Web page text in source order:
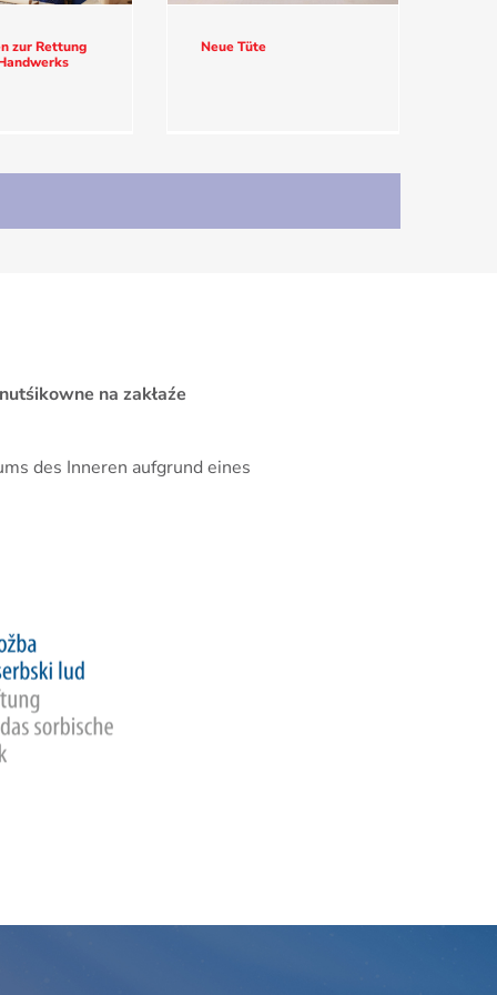
zur Rettung
Neue Tüte
na zakłaźe
des Inneren aufgrund eines